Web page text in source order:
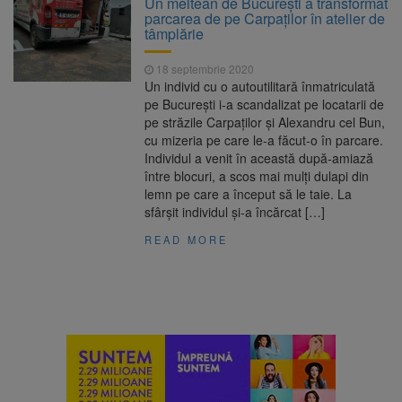
Ormeniș
6 august 2026
AUR a lansat platforma
suspeND.ro pentru urmărirea inițiativei de
suspendare a președintelui Nicușor Dan
6 august 2026
Înalta Curte analizează
dosarul lui Călin Georgescu și Horațiu Potra.
Judecătorii decid dacă începe procesul
Strategia națională pentru
biodiversitate 2026-2030, adoptată de Senat.
Proiectul merge la promulgare
parcarea de pe Carpaților în atelier de
tâmplărie
18 septembrie 2020
Un individ cu o autoutilitară înmatriculată
pe București i-a scandalizat pe locatarii de
pe străzile Carpaților și Alexandru cel Bun,
cu mizeria pe care le-a făcut-o în parcare.
Individul a venit în această după-amiază
între blocuri, a scos mai mulți dulapi din
lemn pe care a început să le taie. La
sfârșit individul și-a încărcat […]
READ MORE